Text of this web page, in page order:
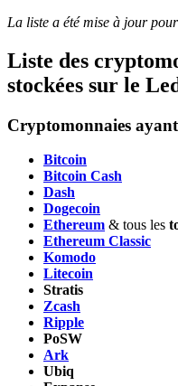
La liste a été mise à jour
Liste des
stockées sur le
Cryptomonnaies
Bitcoin
Bitcoin Cash
Dash
Dogecoin
Ethereum & tous les
Ethereum Classic
Komodo
Litecoin
Stratis
Zcash
Ripple
PoSW
Ark
Ubiq